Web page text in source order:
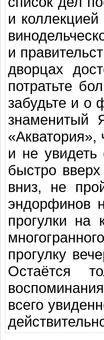
и
и
дворцах
потратьте
забудьте и о
знаменитый
и не
быстро
вниз, не
эндорфинов
прогулки на
прогулку
Остаётся
всего